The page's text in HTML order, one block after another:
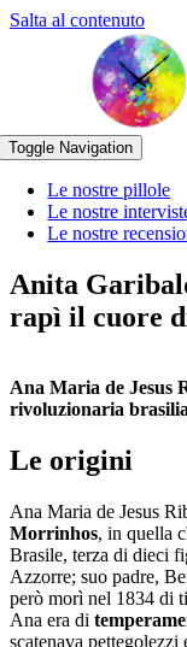
Salta al contenuto
Toggle Navigation
Le nostre pillole
Le nostre
Le nostre
Anita
rapì il cuore
Ana Maria de Jesus
rivoluzionaria
Le origini
Ana Maria de Jesus
Morrinhos, in quella
Brasile, terza di dieci
Azzorre; suo padre,
però morì nel 1834 di
Ana era di
scatenava